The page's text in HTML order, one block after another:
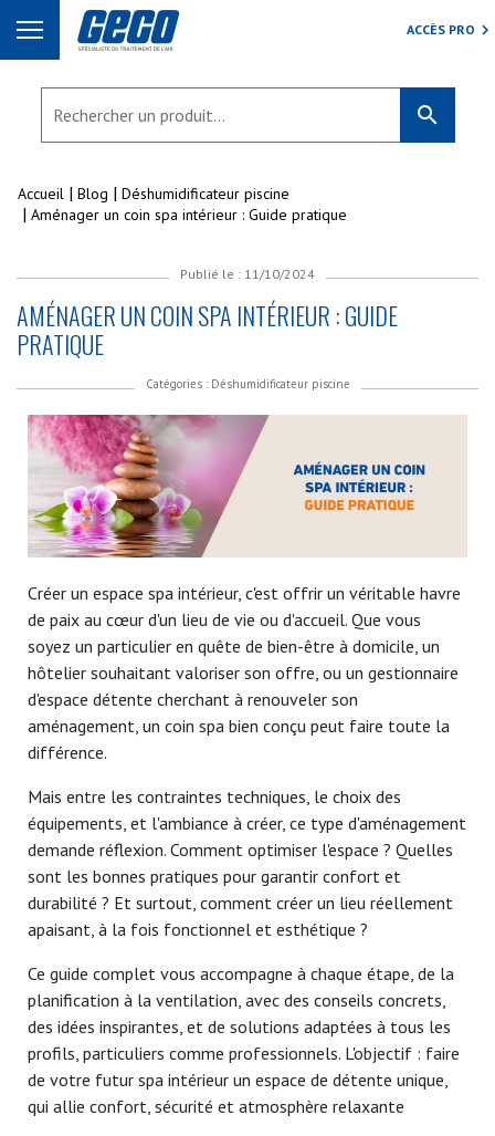
ACCÈS PRO
search
Accueil Blog
Déshumidificateur piscine
Aménager un coin spa intérieur : Guide pratique
Publié le : 11/10/2024
AMÉNAGER UN COIN SPA INTÉRIEUR : GUIDE
PRATIQUE
Catégories : Déshumidificateur piscine
Créer un espace spa intérieur, c'est offrir un véritable havre
de paix au cœur d'un lieu de vie ou d'accueil. Que vous
soyez un particulier en quête de bien-être à domicile, un
hôtelier souhaitant valoriser son offre, ou un gestionnaire
d'espace détente cherchant à renouveler son
aménagement, un coin spa bien conçu peut faire toute la
différence.
Mais entre les contraintes techniques, le choix des
équipements, et l'ambiance à créer, ce type d'aménagement
demande réflexion. Comment optimiser l'espace ? Quelles
sont les bonnes pratiques pour garantir confort et
durabilité ? Et surtout, comment créer un lieu réellement
apaisant, à la fois fonctionnel et esthétique ?
Ce guide complet vous accompagne à chaque étape, de la
planification à la ventilation, avec des conseils concrets,
des idées inspirantes, et de solutions adaptées à tous les
profils, particuliers comme professionnels. L'objectif : faire
de votre futur spa intérieur un espace de détente unique,
qui allie confort, sécurité et atmosphère relaxante